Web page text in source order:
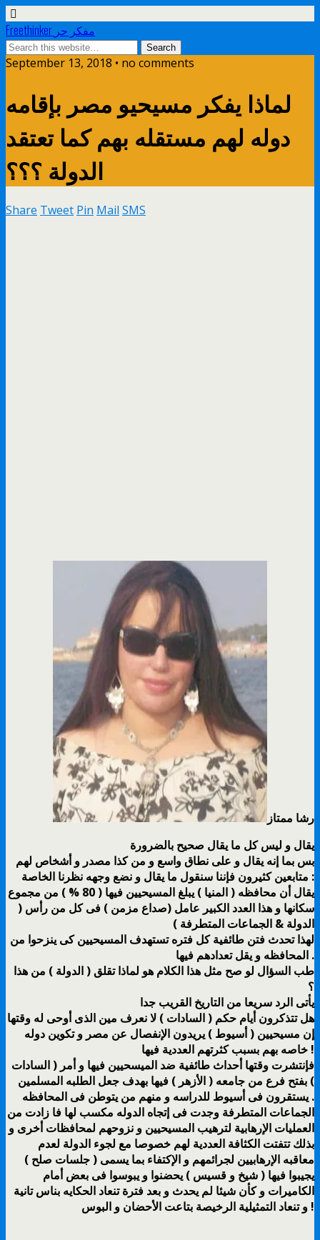
Freethinker مفكر حر
September 13, 2018 • no comments
لماذا يفكر مسيحيو مصر بإقامه
دوله لهم مستقله بهم كما تعتقد
الدولة ؟؟؟
Share Tweet Pin Mail SMS
رشا ممتاز
يقال و ليس كل ما يقال صحيح بالضرورة
بس بما إنه يقال و على نطاق واسع و من كذا مصدر و أشخاص لهم
متابعين كثيرون فإننا سنقول ما يقال و نضع وجهه نظرنا الخاصة :
يقال أن محافظه ( المنيا ) يبلغ المسيحيين فيها ( 80 % ) من مجموع
سكانها و هذا العدد الكبير عامل (صداع مزمن ) فى كل من رأس (
الدولة & الجماعات المتطرفة )
لهذا تحدث فتن طائفية كل فتره تستهدف المسيحيين كى ينزحوا من
المحافظه و يقل تعدادهم فيها .
طب السؤال لو صح مثل هذا الكلام هو لماذا تقلق ( الدولة ) من هذا
؟
يأتى الرد سريعا من التاريخ القريب جدا
هل تتذكرون أيام حكم ( السادات ) لا نعرف مين الذى أوحى له وقتها
إن مسيحيين ( أسيوط ) يريدون الإنفصال عن مصر و تكوين دوله
خاصه بهم بسبب كثرتهم العددية فيها !
فإنتشرت وقتها أحداث طائفية ضد الميسحيين فيها و أمر ( السادات
) بفتح فرع من جامعه ( الأزهر ) فيها بهدف جعل الطلبه المسلمين
يستقرون فى أسيوط للدراسه و منهم من يتوطن فى المحافظه .
الجماعات المتطرفة وجدت فى إتجاه الدوله مكسب لها فا زادت من
العمليات الإرهابية لترهيب المسيحيين و نزوحهم لمحافظات أخرى و
بذلك تتفتت الكثافة العددية لهم خصوصا مع لجوء الدولة لعدم
معاقبه الإرهابيين لجرائمهم و الإكتفاء بما يسمى ( جلسات صلح )
يجيبوا فيها ( شيخ و قسيس ) يحضنوا و يبوسوا فى بعض أمام
الكاميرات و كأن شيئا لم يحدث و بعد فترة تنعاد الحكايه بناس تانية
و تنعاد التمثيلية الرخيصة بتاعت الأحضان و البوس !